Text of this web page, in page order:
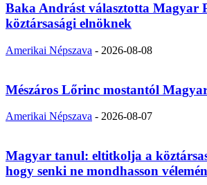
Baka Andrást választotta Magyar
köztársasági elnöknek
Amerikai Népszava - 2026-08-08
Mészáros Lőrinc mostantól
Amerikai Népszava - 2026-08-07
Magyar tanul: eltitkolja a
hogy senki ne mondhasson